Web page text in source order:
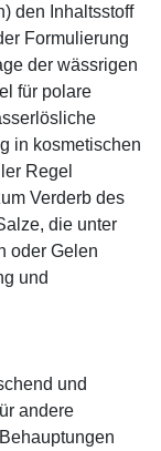
den Inhaltsstoff
Formulierung
der wässrigen
für polare
in kosmetischen
Regel
Verderb des
die unter
oder Gelen
und
und
andere